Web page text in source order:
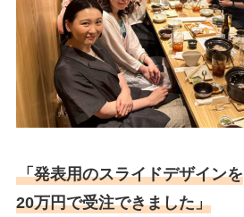
「発表用のスライドデザインを
20万円で受注できました」